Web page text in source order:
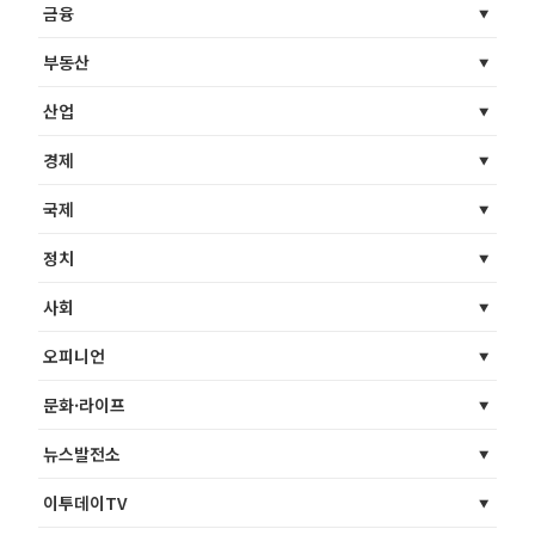
금융
부동산
산업
경제
국제
정치
사회
오피니언
문화·라이프
뉴스발전소
이투데이TV